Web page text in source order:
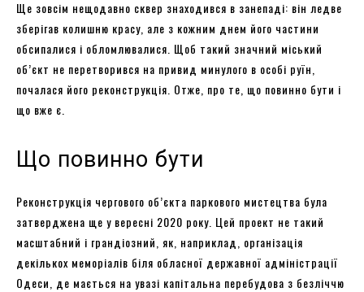
Ще зовсім нещодавно сквер знаходився в занепаді: він ледве
зберігав колишню красу, але з кожним днем ​​його частини
обсипалися і обломлювалися. Щоб такий значний міський
об’єкт не перетворився на привид минулого в особі руїн,
почалася його реконструкція. Отже, про те, що повинно бути і
що вже є.
Що повинно бути
Реконструкція чергового об’єкта паркового мистецтва була
затверджена ще у вересні 2020 року. Цей проект не такий
масштабний і грандіозний, як, наприклад, організація
декількох меморіалів біля обласної державної адміністрації
Одеси, де мається на увазі капітальна перебудова з безліччю